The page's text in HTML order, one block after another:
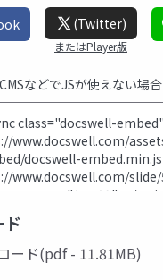
(Twitter)
またはPlayer版
などでJSが使えない場合
ド
ード(pdf - 11.81MB)